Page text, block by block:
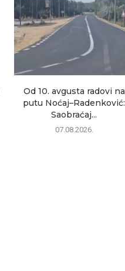
Od 10. avgusta radovi na
putu Noćaj–Radenković:
Saobraćaj...
07.08.2026.